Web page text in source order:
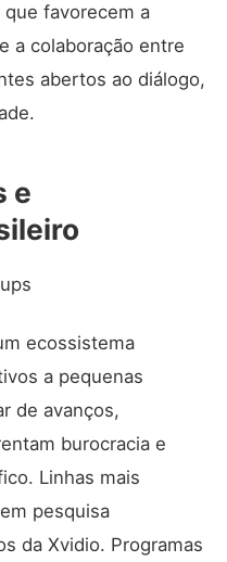
favorecem a
a colaboração entre
abertos ao diálogo,
e
ecossistema
a pequenas
de avanços,
burocracia e
Linhas mais
pesquisa
da Xvidio. Programas